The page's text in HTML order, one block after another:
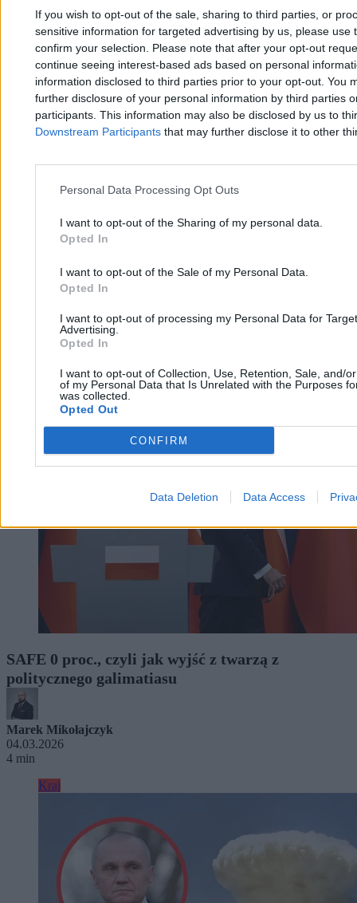
If you wish to opt-out of the sale, sharing to third parties, or
sensitive information for targeted advertising by us, please use
confirm your selection. Please note that after your opt-out
continue seeing interest-based ads based on personal
information disclosed to third parties prior to your opt-out. You
further disclosure of your personal information by third parties
participants. This information may also be disclosed by us to
Downstream Participants that may further disclose it to other
Personal Data Processing Opt Outs
I want to opt-out of the Sharing of my personal data.
Opted In
I want to opt-out of the Sale of my Personal Data.
Opted In
I want to opt-out of processing my Personal Data for
Advertising.
Opted In
I want to opt-out of Collection, Use, Retention, Sale, and/
of my Personal Data that Is Unrelated with the Purposes
was collected.
Opted Out
CONFIRM
Data Deletion Data Access
Krzysztof Jabłonowski
16.03.2026
Kraj
SAFE 0 proc., czyli jak wyjść z twarzą z
politycznego galimatiasu
Marek Mikołajczyk
04.03.2026
4 min
Kraj